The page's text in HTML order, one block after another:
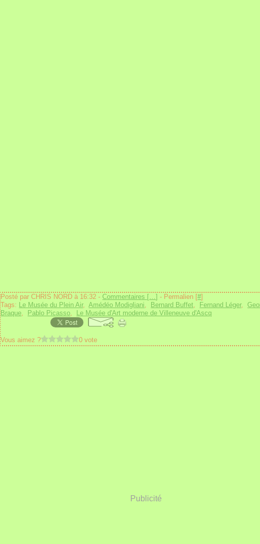
Posté par CHRIS NORD à 16:32 -Commentaires […] - Permalien [#]
Tags: Le Musée du Plein Air,Amédéo Modigliani, Bernard Buffet, Fernand Léger,
Braque, Pablo Picasso, Le Musée d'Art moderne de Villeneuve d'Ascq
Vous aimez ? 0 vote
Publicité